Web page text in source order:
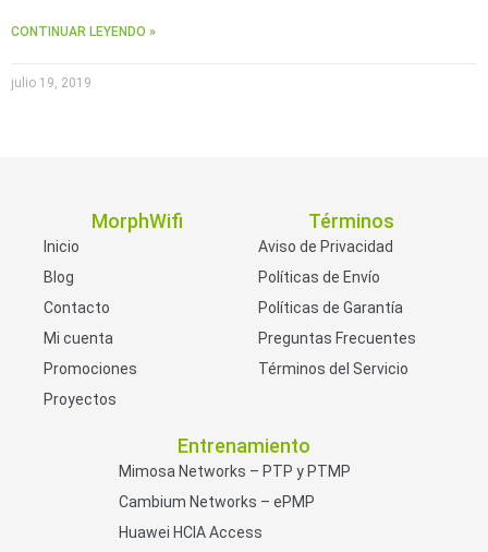
CONTINUAR LEYENDO »
julio 19, 2019
MorphWifi
Inicio
Blog
Contacto
Mi cuenta
Promociones
Proyectos
Términos
Aviso de Privacidad
Políticas de Envío
Políticas de Garantía
Preguntas Frecuentes
Términos del Servicio
Entrenamiento
Mimosa Networks – PTP y PTMP
Cambium Networks – ePMP
Huawei HCIA Access